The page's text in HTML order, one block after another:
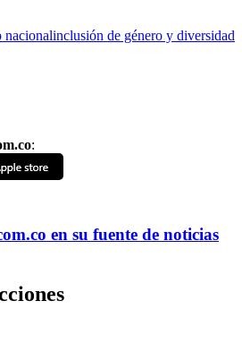
nacionalinclusión de género y diversidad
:
en su fuente de noticias